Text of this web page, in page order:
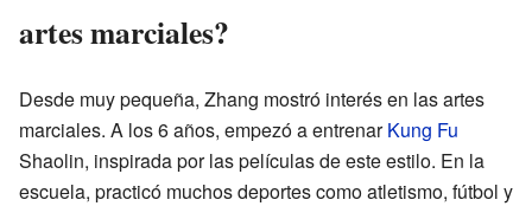
artes marciales?
Desde muy pequeña, Zhang mostró interés en las artes
marciales. A los 6 años, empezó a entrenarKung Fu
Shaolin, inspirada por las películas de este estilo. En la
escuela, practicó muchos deportes como atletismo, fútbol y